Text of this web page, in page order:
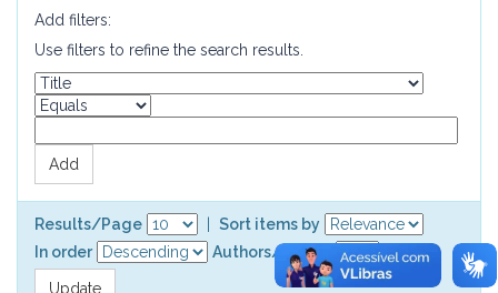
Add filters:
Use filters to refine the search results.
Results/Page
Sort items by
In order
Authors/record